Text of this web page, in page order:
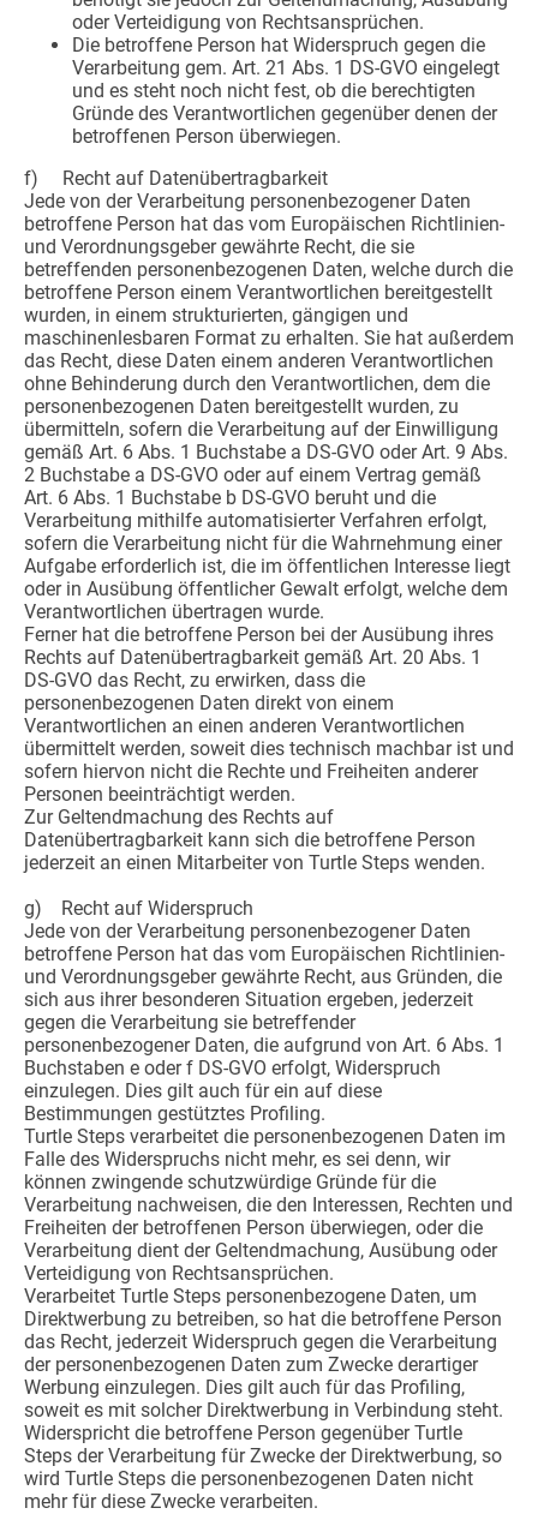
oder Verteidigung von Rechtsansprüchen.
Die betroffene Person hat Widerspruch gegen die
Verarbeitung gem. Art. 21 Abs. 1 DS-GVO eingelegt
und es steht noch nicht fest, ob die berechtigten
Gründe des Verantwortlichen gegenüber denen der
betroffenen Person überwiegen.
f) Recht auf Datenübertragbarkeit
Jede von der Verarbeitung personenbezogener Daten
betroffene Person hat das vom Europäischen Richtlinien-
und Verordnungsgeber gewährte Recht, die sie
betreffenden personenbezogenen Daten, welche durch die
betroffene Person einem Verantwortlichen bereitgestellt
wurden, in einem strukturierten, gängigen und
maschinenlesbaren Format zu erhalten. Sie hat außerdem
das Recht, diese Daten einem anderen Verantwortlichen
ohne Behinderung durch den Verantwortlichen, dem die
personenbezogenen Daten bereitgestellt wurden, zu
übermitteln, sofern die Verarbeitung auf der Einwilligung
gemäß Art. 6 Abs. 1 Buchstabe a DS-GVO oder Art. 9 Abs.
2 Buchstabe a DS-GVO oder auf einem Vertrag gemäß
Art. 6 Abs. 1 Buchstabe b DS-GVO beruht und die
Verarbeitung mithilfe automatisierter Verfahren erfolgt,
sofern die Verarbeitung nicht für die Wahrnehmung einer
Aufgabe erforderlich ist, die im öffentlichen Interesse liegt
oder in Ausübung öffentlicher Gewalt erfolgt, welche dem
Verantwortlichen übertragen wurde.
Ferner hat die betroffene Person bei der Ausübung ihres
Rechts auf Datenübertragbarkeit gemäß Art. 20 Abs. 1
DS-GVO das Recht, zu erwirken, dass die
personenbezogenen Daten direkt von einem
Verantwortlichen an einen anderen Verantwortlichen
übermittelt werden, soweit dies technisch machbar ist und
sofern hiervon nicht die Rechte und Freiheiten anderer
Personen beeinträchtigt werden.
Zur Geltendmachung des Rechts auf
Datenübertragbarkeit kann sich die betroffene Person
jederzeit an einen Mitarbeiter von Turtle Steps wenden.
g) Recht auf Widerspruch
Jede von der Verarbeitung personenbezogener Daten
betroffene Person hat das vom Europäischen Richtlinien-
und Verordnungsgeber gewährte Recht, aus Gründen, die
sich aus ihrer besonderen Situation ergeben, jederzeit
gegen die Verarbeitung sie betreffender
personenbezogener Daten, die aufgrund von Art. 6 Abs. 1
Buchstaben e oder f DS-GVO erfolgt, Widerspruch
einzulegen. Dies gilt auch für ein auf diese
Bestimmungen gestütztes Profiling.
Turtle Steps verarbeitet die personenbezogenen Daten im
Falle des Widerspruchs nicht mehr, es sei denn, wir
können zwingende schutzwürdige Gründe für die
Verarbeitung nachweisen, die den Interessen, Rechten und
Freiheiten der betroffenen Person überwiegen, oder die
Verarbeitung dient der Geltendmachung, Ausübung oder
Verteidigung von Rechtsansprüchen.
Verarbeitet Turtle Steps personenbezogene Daten, um
Direktwerbung zu betreiben, so hat die betroffene Person
das Recht, jederzeit Widerspruch gegen die Verarbeitung
der personenbezogenen Daten zum Zwecke derartiger
Werbung einzulegen. Dies gilt auch für das Profiling,
soweit es mit solcher Direktwerbung in Verbindung steht.
Widerspricht die betroffene Person gegenüber Turtle
Steps der Verarbeitung für Zwecke der Direktwerbung, so
wird Turtle Steps die personenbezogenen Daten nicht
mehr für diese Zwecke verarbeiten.